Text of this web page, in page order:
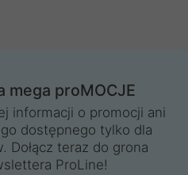
mega proMOCJE
informacji o promocji ani
dostępnego tylko dla
Dołącz teraz do grona
ProLine!